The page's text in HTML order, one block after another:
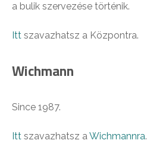
a bulik szervezése történik.
Itt szavazhatsz a Központra.
Wichmann
Since 1987.
Itt szavazhatsz aWichmannra.